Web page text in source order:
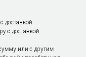
доставкой
с доставкой
или с другим